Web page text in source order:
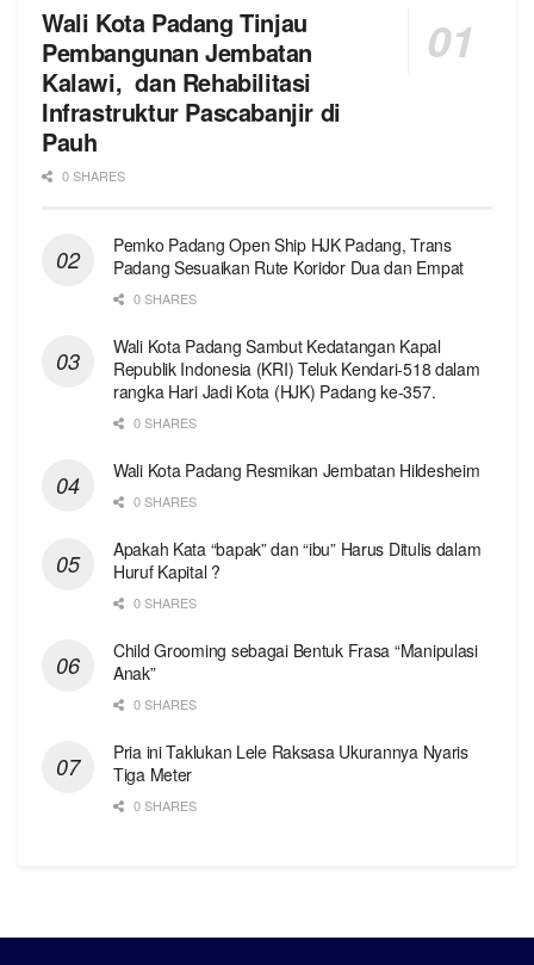
Wali Kota Padang Tinjau
Pembangunan Jembatan
Kalawi, dan Rehabilitasi
Infrastruktur Pascabanjir di
Pauh
0 SHARES
Pemko Padang Open Ship HJK Padang, Trans
Padang Sesuaikan Rute Koridor Dua dan Empat
0 SHARES
Wali Kota Padang Sambut Kedatangan Kapal
Republik Indonesia (KRI) Teluk Kendari-518 dalam
rangka Hari Jadi Kota (HJK) Padang ke-357.
0 SHARES
Wali Kota Padang Resmikan Jembatan Hildesheim
0 SHARES
Apakah Kata “bapak” dan “ibu” Harus Ditulis dalam
Huruf Kapital ?
0 SHARES
Child Grooming sebagai Bentuk Frasa “Manipulasi
Anak”
0 SHARES
Pria ini Taklukan Lele Raksasa Ukurannya Nyaris
Tiga Meter
0 SHARES